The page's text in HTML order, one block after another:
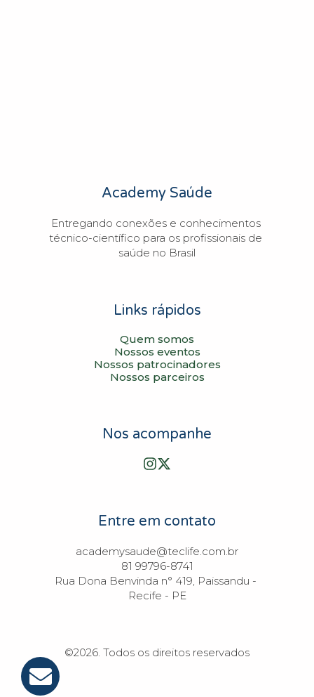
Academy Saúde
Entregando conexões e conhecimentos
técnico-científico para os profissionais de
saúde no Brasil
Links rápidos
Quem somos
Nossos eventos
Nossos patrocinadores
Nossos parceiros
Nos acompanhe
Entre em contato
academysaude@teclife.com.br
81 99796-8741
Rua Dona Benvinda n° 419, Paissandu -
Recife - PE
©2026. Todos os direitos reservados